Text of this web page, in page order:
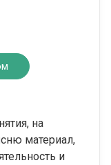
на
материал,
и